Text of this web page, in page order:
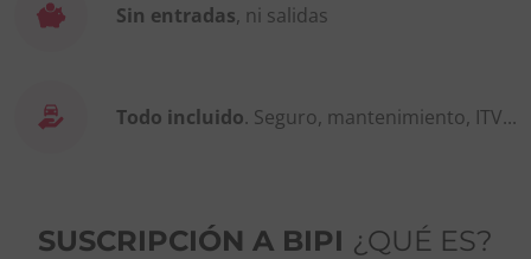
Sin entradas, ni salidas
Todo incluido. Seguro, mantenimiento, ITV...
SUSCRIPCIÓN A BIPI ¿QUÉ ES?